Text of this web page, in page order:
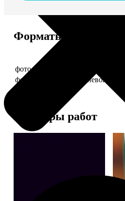
Форматы и цены
фото 30х40 в деревянной рамке
фото 30х40 в алюминиевой рамке
Примеры работ